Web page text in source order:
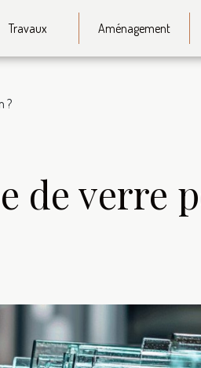
Travaux Aménagement
?
de verre